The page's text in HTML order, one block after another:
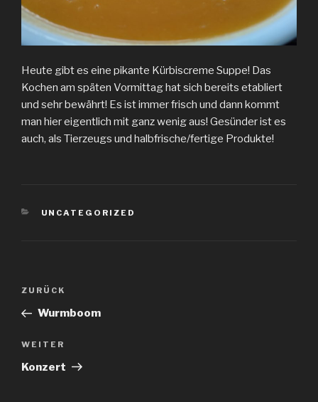
Heute gibt es eine pikante Kürbiscreme Suppe! Das
Kochen am späten Vormittag hat sich bereits etabliert
und sehr bewährt! Es ist immer frisch und dann kommt
man hier eigentlich mit ganz wenig aus! Gesünder ist es
auch, als Tierzeugs und halbfrische/fertige Produkte!
KATEGORIEN
UNCATEGORIZED
Beitragsnavigation
Vorheriger
Beitrag
ZURÜCK
Wurmboom
Nächster
Beitrag
WEITER
Konzert